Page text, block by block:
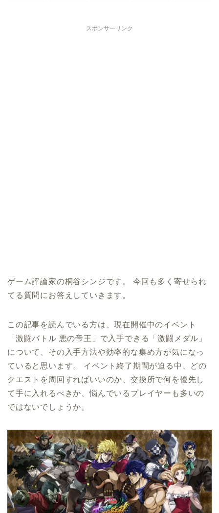
スポンサーリンク
ゲーム評論家の桐谷シンジです。 今回も多く寄せられ
てる質問にお答えしていきます。
この記事を読んでいる方は、現在開催中のイベント
「激闘バトル 悪の帝王」で入手できる「激闘メダル」
について、その入手方法や効率的な集め方が気になっ
ていると思います。 イベント終了期間が迫る中、どの
クエストを周回すればいいのか、交換所で何を優先し
て手に入れるべきか、悩んでいるプレイヤーも多いの
ではないでしょうか。